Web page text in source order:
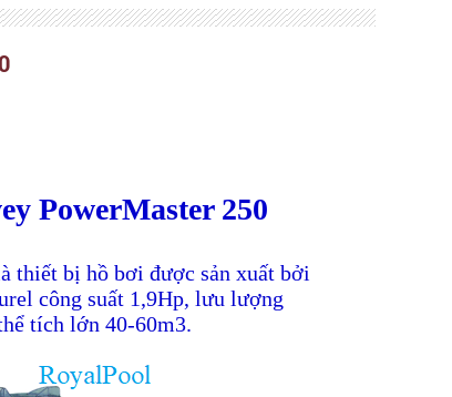
PowerMaster 250
thiết bị hồ bơi được sản xuất bởi
công suất 1,9Hp, lưu lượng
tích lớn 40-60m3.